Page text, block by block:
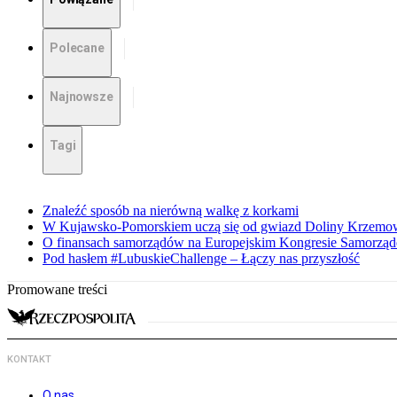
Polecane
Najnowsze
Tagi
Znaleźć sposób na nierówną walkę z korkami
W Kujawsko-Pomorskiem uczą się od gwiazd Doliny
O finansach samorządów na Europejskim Kongresie
Pod hasłem #LubuskieChallenge – Łączy nas przyszłość
Promowane treści
KONTAKT